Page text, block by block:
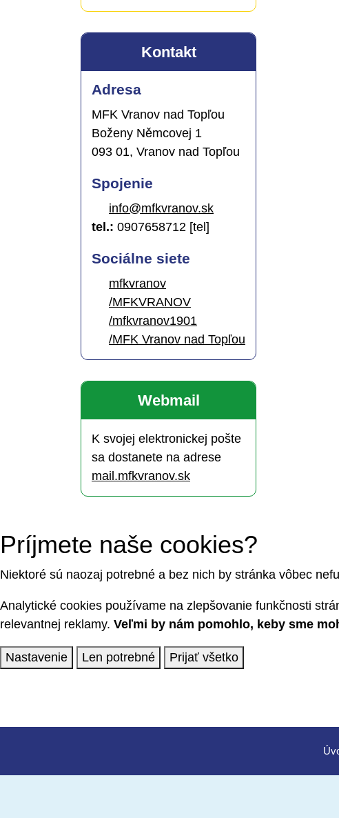
Kontakt
Adresa
MFK Vranov nad Topľou
Boženy Němcovej 1
093 01, Vranov nad Topľou
Spojenie
info@mfkvranov.sk
tel.: 0907658712 [tel]
Sociálne siete
mfkvranov
/MFKVRANOV
/mfkvranov1901
/MFK Vranov nad Topľou
Webmail
K svojej elektronickej pošte
sa dostanete na adrese
mail.mfkvranov.sk
Príjmete naše cookies?
Niektoré sú naozaj potrebné a bez nich by stránka vôbec
Analytické cookies používame na zlepšovanie funkčnosti
relevantnej reklamy. Veľmi by nám pomohlo, keby sme
Nastavenie Len potrebné Prijať všetko